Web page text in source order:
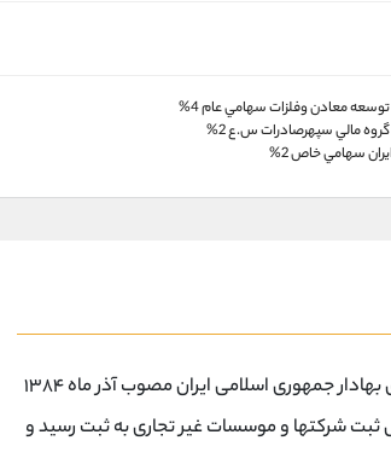
معادن وفلزات سهامي عام 4%
مالي سپهرصادرات س.ع 2%
سهامي خاص 2%
شرکت بورس انرژی ایران سهامی عام بر اساس قانون بازار اوراق بهادار جمهوری اسلامی ایران مصوب آذر ماه ۱۳۸۴
و در تاریخ ۱۷ ۴ ۱۳۹۱ در اداره کل ثبت شرکتها و موسسات غیر تجاری به ثبت رسید و